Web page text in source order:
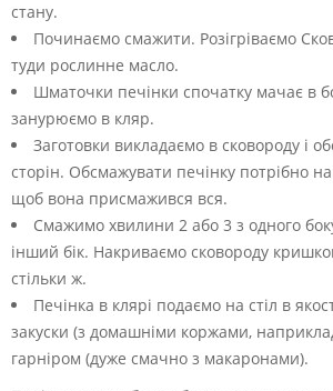
стану.
Починаємо смажити. Розігріваємо
туди рослинне масло.
Шматочки печінки спочатку мачає в
занурюємо в кляр.
Заготовки викладаємо в сковороду і
сторін. Обсмажувати печінку потрібно
щоб вона присмажився вся.
Смажимо хвилини 2 або 3 з одного
інший бік. Накриваємо сковороду
стільки ж.
Печінка в клярі подаємо на стіл в
закуски (з домашніми коржами,
гарніром (дуже смачно з макаронами).